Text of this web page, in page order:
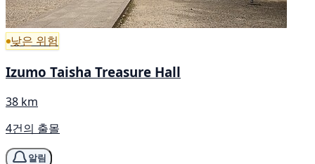
낮은 위험
Izumo Taisha Treasure Hall
38 km
4건의 출몰
알림